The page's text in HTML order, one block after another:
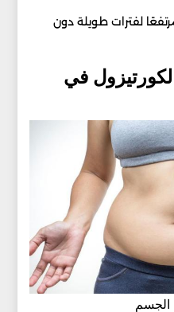
لفترات طويلة دون
في
الجسم